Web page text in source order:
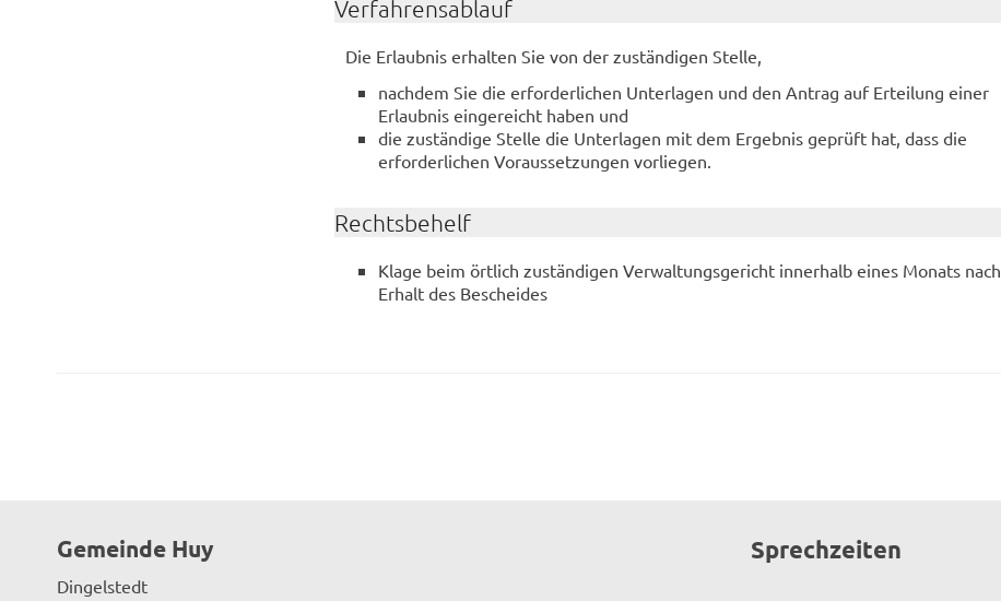
Verfahrensablauf
Die Erlaubnis erhalten Sie von der zuständigen Stelle,
nachdem Sie die erforderlichen Unterlagen und den Antrag auf Erteilung einer
Erlaubnis eingereicht haben und
die zuständige Stelle die Unterlagen mit dem Ergebnis geprüft hat, dass die
erforderlichen Voraussetzungen vorliegen.
Rechtsbehelf
Klage beim örtlich zuständigen Verwaltungsgericht innerhalb eines Monats nach
Erhalt des Bescheides
Gemeinde Huy
Dingelstedt
Sprechzeiten